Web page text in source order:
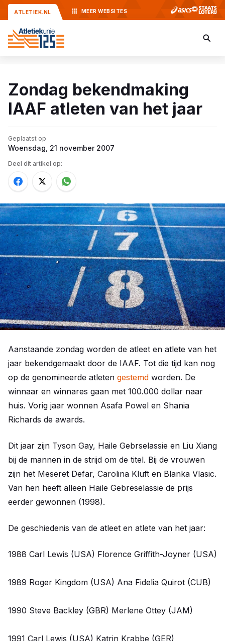
ATLETIEK.NL MEER WEBSITES
Zondag bekendmaking
IAAF atleten van het jaar
Geplaatst op
Woensdag, 21 november 2007
Deel dit artikel op:
Aanstaande zondag worden de atleet en atlete van het
jaar bekendgemaakt door de IAAF. Tot die tijd kan nog
op de genomineerde atleten gestemd worden. De
winnaar en winnares gaan met 100.000 dollar naar
huis. Vorig jaar wonnen Asafa Powel en Shania
Richards de awards.
Dit jaar zijn Tyson Gay, Haile Gebrselassie en Liu Xiang
bij de mannen in de strijd om de titel. Bij de vrouwen
zijn het Meseret Defar, Carolina Kluft en Blanka Vlasic.
Van hen heeft alleen Haile Gebreselassie de prijs
eerder gewonnen (1998).
De geschiedenis van de atleet en atlete van het jaar:
1988 Carl Lewis (USA) Florence Griffith-Joyner (USA)
1989 Roger Kingdom (USA) Ana Fidelia Quirot (CUB)
1990 Steve Backley (GBR) Merlene Ottey (JAM)
1991 Carl Lewis (USA) Katrin Krabbe (GER)